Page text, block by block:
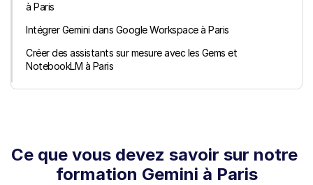
à Paris
Intégrer Gemini dans Google Workspace à Paris
Créer des assistants sur mesure avec les Gems et
NotebookLM à Paris
Ce que vous devez savoir sur notre
formation Gemini à Paris